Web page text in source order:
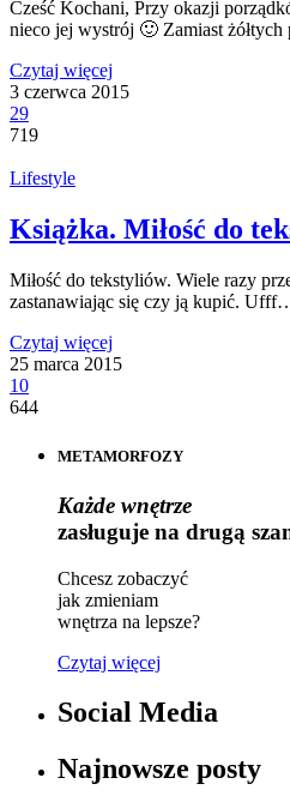
Cześć Kochani, Przy okazji
nieco jej wystrój 🙂 Zamiast
Czytaj więcej
3 czerwca 2015
29
719
Lifestyle
Książka. Miłość do
Miłość do tekstyliów. Wiele razy
zastanawiając się czy ją kupić.
Czytaj więcej
25 marca 2015
10
644
METAMORFOZY
Każde wnętrze
zasługuje na drugą
Chcesz zobaczyć
jak zmieniam
wnętrza na lepsze?
Czytaj więcej
Social Media
Najnowsze posty